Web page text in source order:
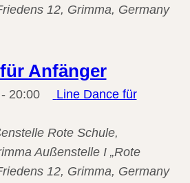
12, Grimma, Germany
Anfänger
20:00
Line Dance für
Rote Schule,
Außenstelle I „Rote
12, Grimma, Germany